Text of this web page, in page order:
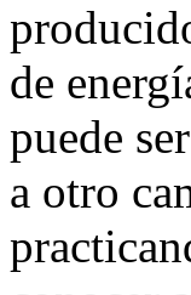
Por
de
puede
a otro